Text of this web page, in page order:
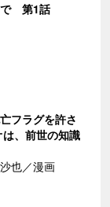
で 第1話
フラグを許さ
、前世の知識
也／漫画